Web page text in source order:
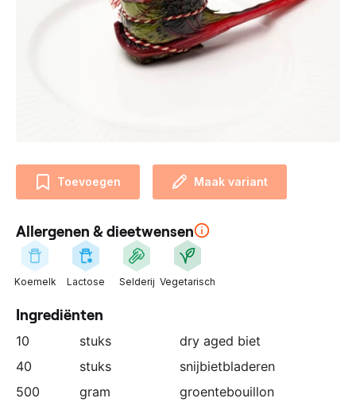
t
n
e
r
:
Toevoegen Maak variant
Allergenen & dieetwensen
Koemelk Lactose Selderij Vegetarisch
Ingrediënten
10 stuks
dry aged biet
40
stuks
snijbietbladeren
500
gram
groentebouillon